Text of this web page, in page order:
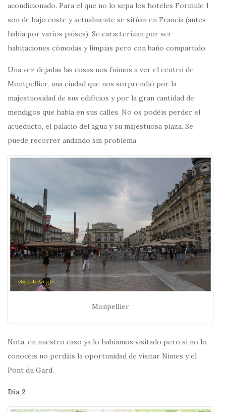
acondicionado. Para el que no lo sepa los hoteles Formule 1
son de bajo coste y actualmente se sitúan en Francia (antes
había por varios países). Se caracterizan por ser
habitaciones cómodas y limpias pero con baño compartido.
Una vez dejadas las cosas nos fuimos a ver el centro de
Montpellier, una ciudad que nos sorprendió por la
majestuosidad de sus edificios y por la gran cantidad de
mendigos que había en sus calles. No os podéis perder el
acueducto, el palacio del agua y su majestuosa plaza. Se
puede recorrer andando sin problema.
Monpellier
Nota: en nuestro caso ya lo habíamos visitado pero si no lo
conocéis no perdáis la oportunidad de visitar Nimes y el
Pont du Gard.
Día 2